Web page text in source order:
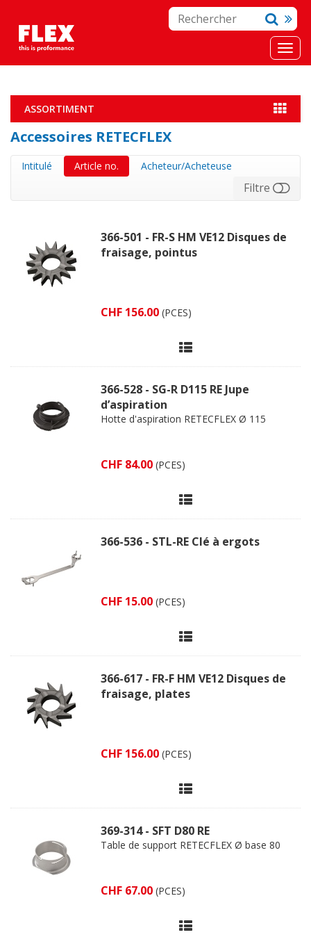
ASSORTIMENT
Accessoires RETECFLEX
Intitulé Article no. Acheteur/Acheteuse
Filtre
366-501 - FR-S HM VE12 Disques de
fraisage, pointus
CHF 156.00 (PCES)
366-528 - SG-R D115 RE Jupe
d’aspiration
Hotte d'aspiration RETECFLEX Ø 115
CHF 84.00 (PCES)
366-536 - STL-RE Clé à ergots
CHF 15.00 (PCES)
366-617 - FR-F HM VE12 Disques de
fraisage, plates
CHF 156.00 (PCES)
369-314 - SFT D80 RE
Table de support RETECFLEX Ø base 80
CHF 67.00 (PCES)